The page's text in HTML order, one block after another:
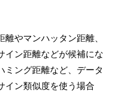
やマンハッタン距離、
イン距離などが候補にな
ミング距離など、データ
イン類似度を使う場合